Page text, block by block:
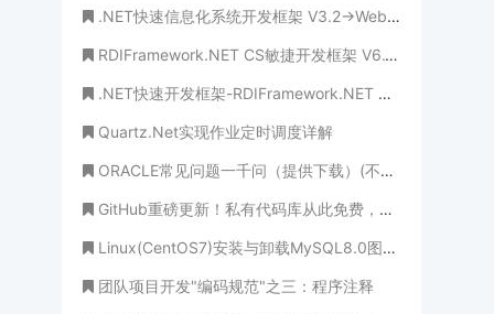
.NET快速信息化系统开发框架 V3.2->Web版本工作流部分业务处理界面与查看界面全新展示
RDIFramework.NET CS敏捷开发框架 V6.1发布(.NET6+、Framework双引擎、全网唯一)
.NET快速开发框架-RDIFramework.NET 全新EasyUI版发布
Quartz.Net实现作业定时调度详解
ORACLE常见问题一千问（提供下载）(不怕学不成、就怕心不诚！)
GitHub重磅更新！私有代码库从此免费，开发者齐夸微软送福利
Linux(CentOS7)安装与卸载MySQL8.0图文详解
团队项目开发"编码规范"之三：程序注释